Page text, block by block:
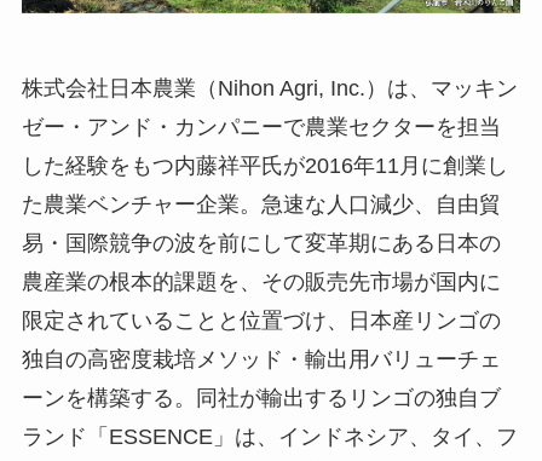
株式会社日本農業（Nihon Agri, Inc.）は、マッキン
ゼー・アンド・カンパニーで農業セクターを担当
した経験をもつ内藤祥平氏が2016年11月に創業し
た農業ベンチャー企業。急速な人口減少、自由貿
易・国際競争の波を前にして変革期にある日本の
農産業の根本的課題を、その販売先市場が国内に
限定されていることと位置づけ、日本産リンゴの
独自の高密度栽培メソッド・輸出用バリューチェ
ーンを構築する。同社が輸出するリンゴの独自ブ
ランド「ESSENCE」は、インドネシア、タイ、フ